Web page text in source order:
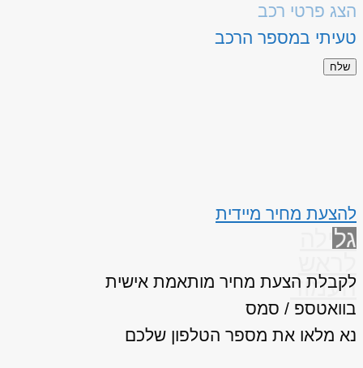
הצג פרטי רכב
טעיתי במספר הרכב
שלח
להצעת מחיר מיידית
גלילה
העמוד
לקבלת הצעת מחיר מותאמת אישית
בוואטספ / סמס
נא מלאו את מספר הטלפון שלכם